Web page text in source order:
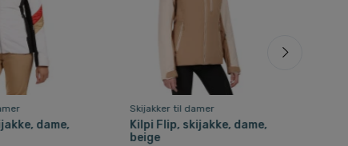
dame,
Skijakker til damer
Kilpi Flip, skijakke, dame,
beige